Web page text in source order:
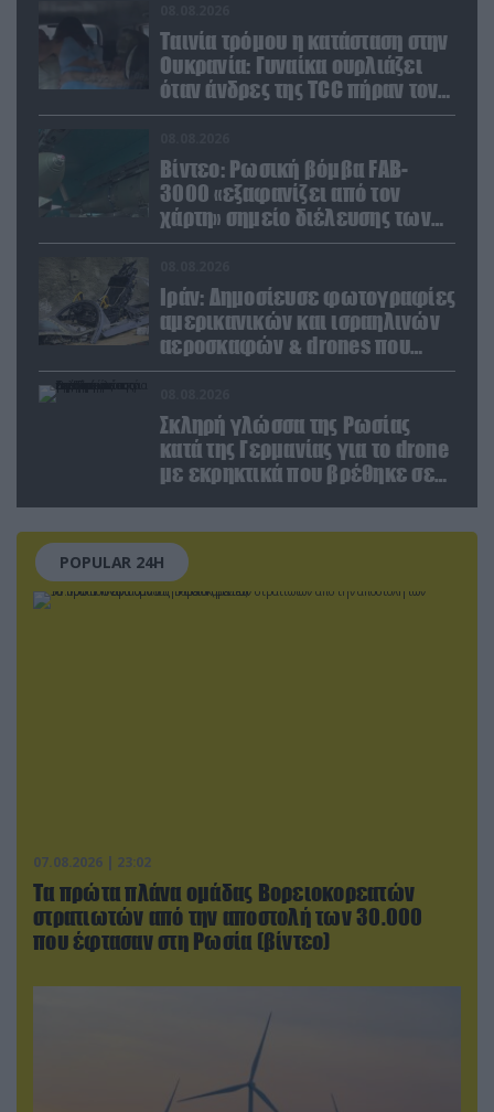
Ταινία τρόμου η κατάσταση στην
Ουκρανία: Γυναίκα ουρλιάζει
όταν άνδρες της TCC πήραν τον
σύντροφό της (βίντεο)
Βίντεο: Ρωσική βόμβα FAB-
3000 «εξαφανίζει από τον
χάρτη» σημείο διέλευσης των
ουκρανικών δυνάμεων στην
Ιράν: Δημοσίευσε φωτογραφίες
αμερικανικών και ισραηλινών
αεροσκαφών & drones που
καταρρίφθηκαν
Σκληρή γλώσσα της Ρωσίας
κατά της Γερμανίας για το drone
με εκρηκτικά που βρέθηκε σε
POPULAR 24H
07.08.2026 | 23:02
Τα πρώτα πλάνα ομάδας Βορειοκορεατών
στρατιωτών από την αποστολή των 30.000
που έφτασαν στη Ρωσία (βίντεο)